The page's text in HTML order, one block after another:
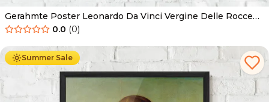
Gerahmte Poster Leonardo Da Vinci Vergine Delle Rocce
(louvre)
0.0 (0)
Summer Sale
Ab 49.90 € 29.90